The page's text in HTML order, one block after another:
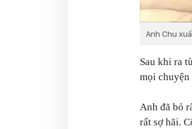
Anh Chu
Sau khi ra
mọi chuyện
Anh đã bỏ
rất sợ hãi.